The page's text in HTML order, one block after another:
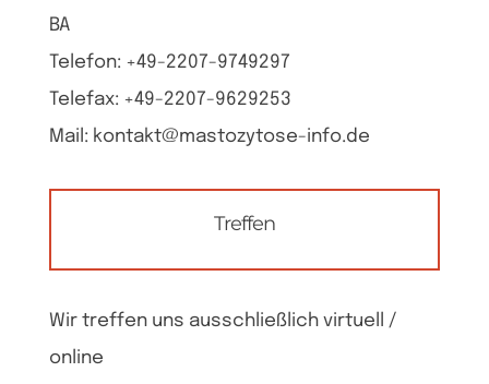
BA
Telefon: +49-2207-9749297
Telefax: +49-2207-9629253
Mail: kontakt@mastozytose-info.de
Treffen
Wir treffen uns ausschließlich virtuell /
online